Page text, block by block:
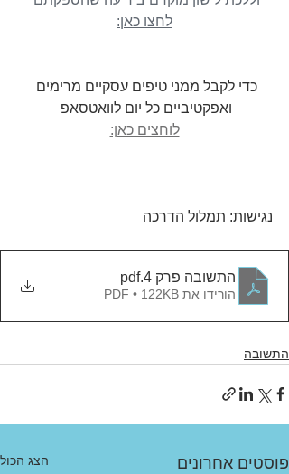
לחצו כאן:
כדי לקבל ממני טיפים עסקיים מרימים
ואפקטיביים כל יום לוואטסאפ
לוחצים כאן:
נגישות: תמלול הדרכה
התשובה פרק 4 .pdf
הורידו את PDF • 122KB
התשובה
פוסטים אחרונים הצג הכול